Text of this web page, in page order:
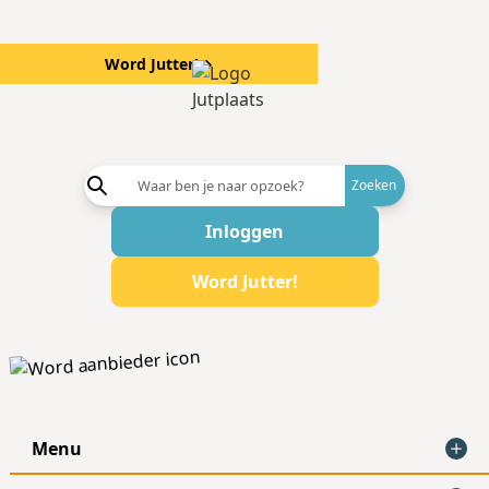
Word Jutter!→
Inloggen
Word Jutter!
Menu